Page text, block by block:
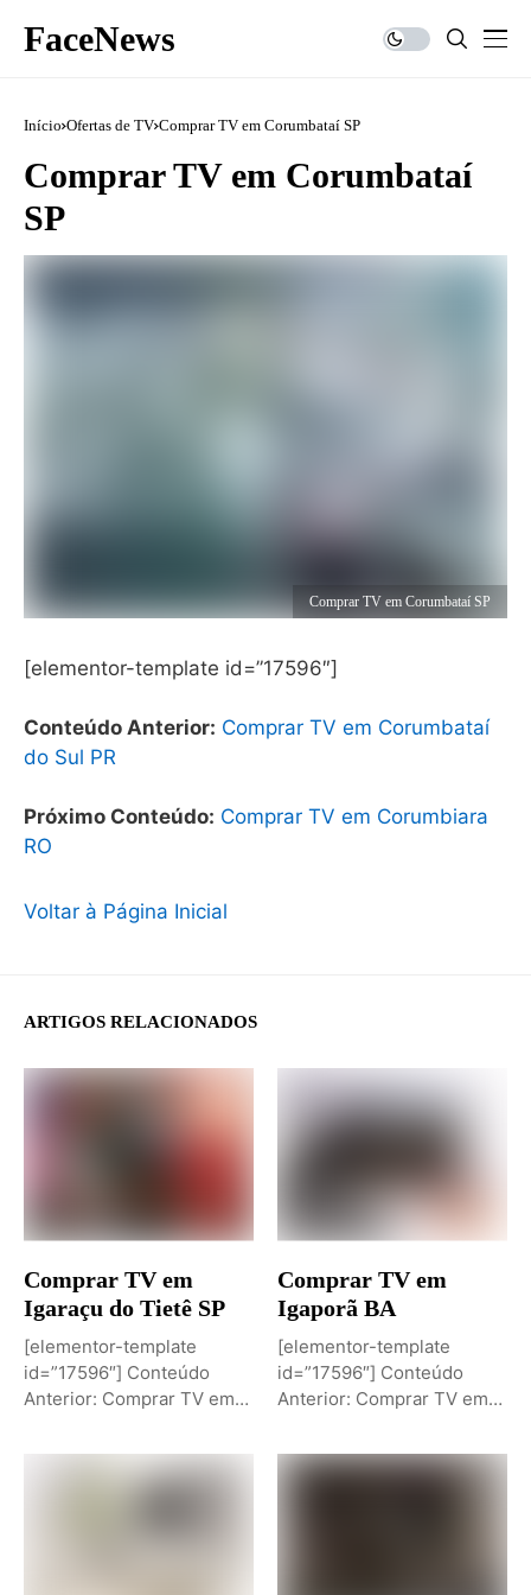
FaceNews
Início Ofertas de TV Comprar TV em Corumbataí SP
Comprar TV em Corumbataí
SP
Comprar TV em Corumbataí SP
[elementor-template id=”17596″]
Conteúdo Anterior: Comprar TV em Corumbataí
do Sul PR
Próximo Conteúdo: Comprar TV em Corumbiara
RO
Voltar à Página Inicial
ARTIGOS RELACIONADOS
Comprar TV em
Igaraçu do Tietê SP
[elementor-template
id=”17596″] Conteúdo
Anterior: Comprar TV em
Conteúdo: Sobremesa de...
Comprar TV em
Igaporã BA
[elementor-template
id=”17596″] Conteúdo
Anterior: Comprar TV em
Comprar TV...